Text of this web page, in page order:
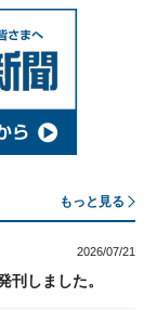
もっと見る
2026/07/21
刊しました。